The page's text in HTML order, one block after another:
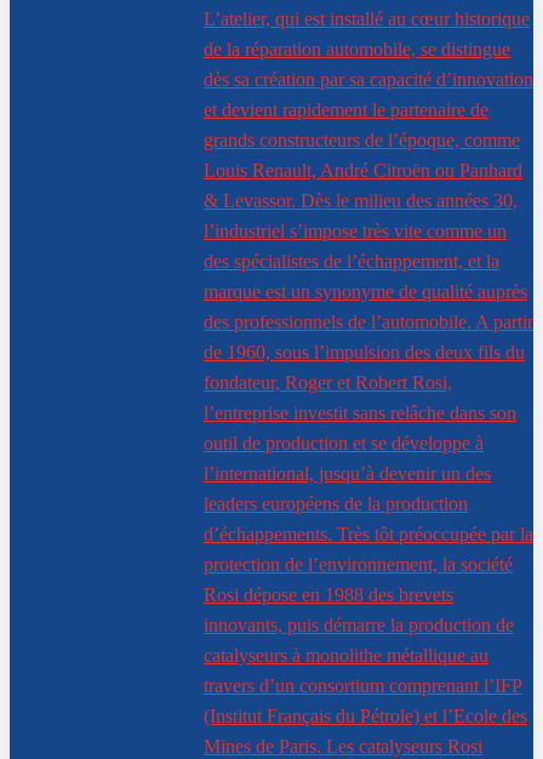
L’atelier, qui est installé au cœur historique
de la réparation automobile, se distingue
dès sa création par sa capacité d’innovation
et devient rapidement le partenaire de
grands constructeurs de l’époque, comme
Louis Renault, André Citroën ou Panhard
& Levassor. Dès le milieu des années 30,
l’industriel s’impose très vite comme un
des spécialistes de l’échappement, et la
marque est un synonyme de qualité auprès
des professionnels de l’automobile. A partir
de 1960, sous l’impulsion des deux fils du
fondateur, Roger et Robert Rosi,
l’entreprise investit sans relâche dans son
outil de production et se développe à
l’international, jusqu’à devenir un des
leaders européens de la production
d’échappements. Très tôt préoccupée par la
protection de l’environnement, la société
Rosi dépose en 1988 des brevets
innovants, puis démarre la production de
catalyseurs à monolithe métallique au
travers d’un consortium comprenant l’IFP
(Institut Français du Pétrole) et l’Ecole des
Mines de Paris. Les catalyseurs Rosi